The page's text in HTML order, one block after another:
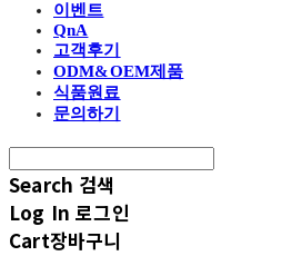
이벤트
QnA
고객후기
ODM&OEM제품
식품원료
문의하기
Search 검색
Log In 로그인
Cart장바구니